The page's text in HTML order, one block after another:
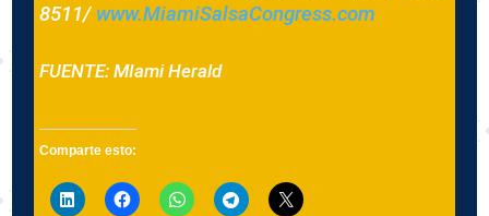
8511/ www.MiamiSalsaCongress.com
FUENTE: MIami Herald
Read
more
here:
http://www.elnuevoherald.com/noticias/sur-
Comparte esto: